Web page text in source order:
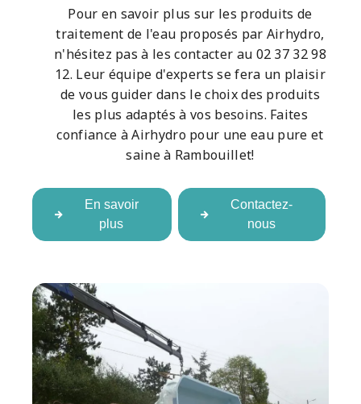
Pour en savoir plus sur les produits de
traitement de l'eau proposés par Airhydro,
n'hésitez pas à les contacter au 02 37 32 98
12. Leur équipe d'experts se fera un plaisir
de vous guider dans le choix des produits
les plus adaptés à vos besoins. Faites
confiance à Airhydro pour une eau pure et
saine à Rambouillet!
En savoir
plus
Contactez-
nous